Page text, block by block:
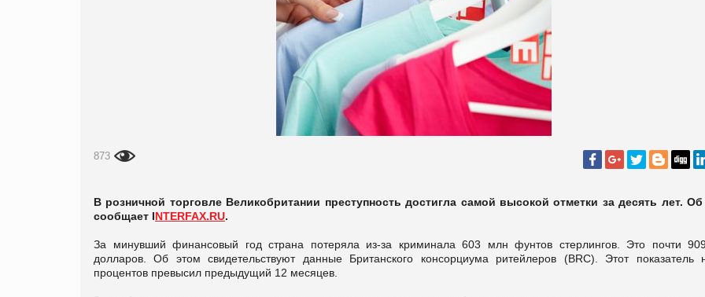
873
В розничной торговле Великобритании преступность достигла самой высокой отметки за десять лет.
сообщает INTERFAX.RU.
За минувший финансовый год страна потеряла из-за криминала 603 млн фунтов стерлингов. Это почти
долларов. Об этом свидетельствуют данные Британского консорциума ритейлеров (BRC). Этот показатель
процентов превысил предыдущий 12 месяцев.